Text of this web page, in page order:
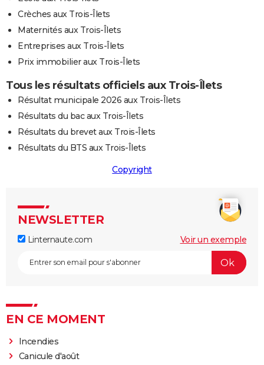
Crèches aux Trois-Îlets
Maternités aux Trois-Îlets
Entreprises aux Trois-Îlets
Prix immobilier aux Trois-Îlets
Tous les résultats officiels aux Trois-Îlets
Résultat municipale 2026 aux Trois-Îlets
Résultats du bac aux Trois-Îlets
Résultats du brevet aux Trois-Îlets
Résultats du BTS aux Trois-Îlets
Copyright
NEWSLETTER
Linternaute.com Voir un exemple
EN CE MOMENT
Incendies
Canicule d'août